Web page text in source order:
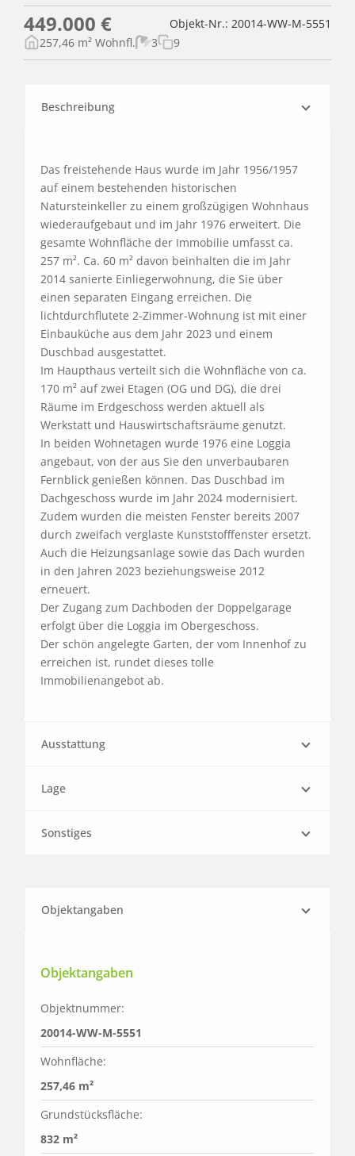
449.000 €
Objekt-Nr.: 20014-WW-M-5551
257,46 m² Wohnfl.
3 9
Beschreibung
Das freistehende Haus wurde im Jahr 1956/1957
auf einem bestehenden historischen
Natursteinkeller zu einem großzügigen Wohnhaus
wiederaufgebaut und im Jahr 1976 erweitert. Die
gesamte Wohnfläche der Immobilie umfasst ca.
257 m². Ca. 60 m² davon beinhalten die im Jahr
2014 sanierte Einliegerwohnung, die Sie über
einen separaten Eingang erreichen. Die
lichtdurchflutete 2-Zimmer-Wohnung ist mit einer
Einbauküche aus dem Jahr 2023 und einem
Duschbad ausgestattet.
Im Haupthaus verteilt sich die Wohnfläche von ca.
170 m² auf zwei Etagen (OG und DG), die drei
Räume im Erdgeschoss werden aktuell als
Werkstatt und Hauswirtschaftsräume genutzt.
In beiden Wohnetagen wurde 1976 eine Loggia
angebaut, von der aus Sie den unverbaubaren
Fernblick genießen können. Das Duschbad im
Dachgeschoss wurde im Jahr 2024 modernisiert.
Zudem wurden die meisten Fenster bereits 2007
durch zweifach verglaste Kunststofffenster ersetzt.
Auch die Heizungsanlage sowie das Dach wurden
in den Jahren 2023 beziehungsweise 2012
erneuert.
Der Zugang zum Dachboden der Doppelgarage
erfolgt über die Loggia im Obergeschoss.
Der schön angelegte Garten, der vom Innenhof zu
erreichen ist, rundet dieses tolle
Immobilienangebot ab.
Ausstattung
Lage
Sonstiges
Objektangaben
Objektangaben
Objektnummer:
20014-WW-M-5551
Wohnfläche:
257,46 m²
Grundstücksfläche:
832 m²